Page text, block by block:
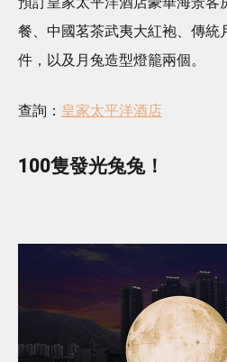
餐、中國茗茶武夷大紅袍、傳統
件，以及月兔造型燈籠兩個。
查詢： 皇家太平洋酒店
100隻發光兔兔！